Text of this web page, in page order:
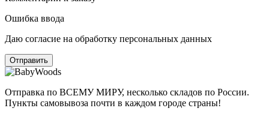
Ошибка ввода
Даю согласие на обработку персональных данных
Отправка по ВСЕМУ МИРУ, несколько складов по России.
Пункты самовывоза почти в каждом городе страны!